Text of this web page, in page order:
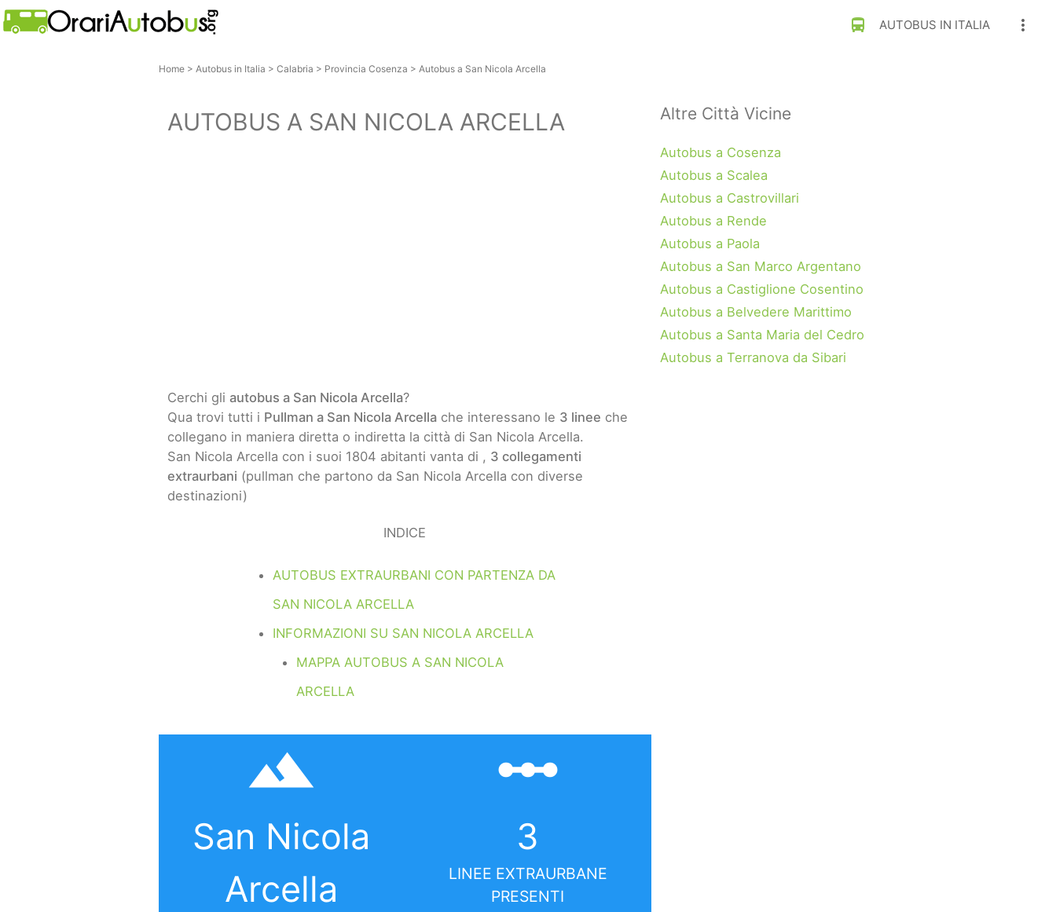
directions_bus AUTOBUS IN ITALIA more_vert
Home> Autobus in Italia > Calabria > Provincia Cosenza > Autobus a San Nicola Arcella
AUTOBUS A SAN NICOLA ARCELLA
Cerchi gli autobus a San Nicola Arcella?
Qua trovi tutti i Pullman a San Nicola Arcellache interessano le 3 linee che
collegano in maniera diretta o indiretta la città di San Nicola Arcella.
San Nicola Arcella con i suoi 1804 abitanti vanta di , 3 collegamenti
extraurbani (pullman che partono da San Nicola Arcella con diverse
destinazioni)
INDICE
AUTOBUS EXTRAURBANI CON PARTENZA DA
SAN NICOLA ARCELLA
INFORMAZIONI SU SAN NICOLA ARCELLA
MAPPA AUTOBUS A SAN NICOLA
ARCELLA
filter_hdr
San Nicola
Arcella
linear_scale
3
LINEE EXTRAURBANE
PRESENTI
Altre Città Vicine
Autobus a Cosenza
Autobus a Scalea
Autobus a Castrovillari
Autobus a Rende
Autobus a Paola
Autobus a San Marco Argentano
Autobus a Castiglione Cosentino
Autobus a Belvedere Marittimo
Autobus a Santa Maria del Cedro
Autobus a Terranova da Sibari